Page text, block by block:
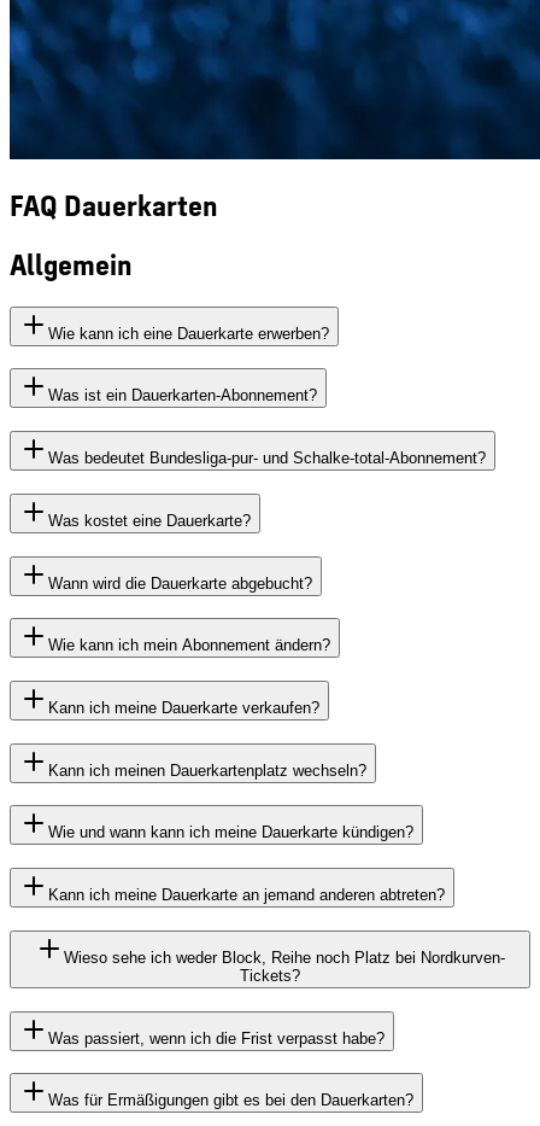
FAQ Dauerkarten
Allgemein
Wie kann ich eine Dauerkarte erwerben?
Was ist ein Dauerkarten-Abonnement?
Was bedeutet Bundesliga-pur- und Schalke-total-Abonnement?
Was kostet eine Dauerkarte?
Wann wird die Dauerkarte abgebucht?
Wie kann ich mein Abonnement ändern?
Kann ich meine Dauerkarte verkaufen?
Kann ich meinen Dauerkartenplatz wechseln?
Wie und wann kann ich meine Dauerkarte kündigen?
Kann ich meine Dauerkarte an jemand anderen abtreten?
Wieso sehe ich weder Block, Reihe noch Platz bei Nordkurven-
Tickets?
Was passiert, wenn ich die Frist verpasst habe?
Was für Ermäßigungen gibt es bei den Dauerkarten?